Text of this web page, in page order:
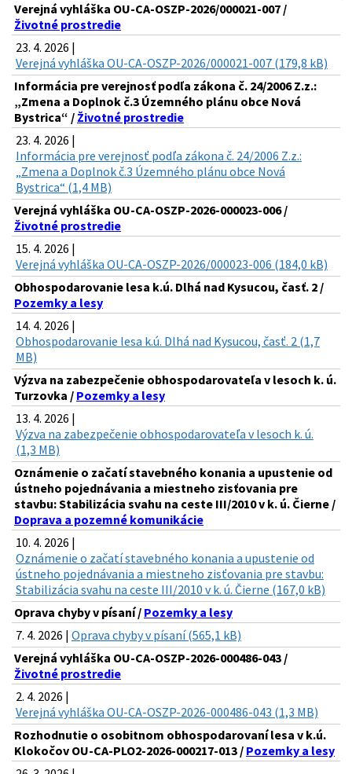
Verejná vyhláška OU-CA-OSZP-2026/000021-007 /
Životné prostredie
23. 4. 2026 |
Verejná vyhláška OU-CA-OSZP-2026/000021-007 (179,8 kB)
Informácia pre verejnosť podľa zákona č. 24/2006 Z.z.:
„Zmena a Doplnok č.3 Územného plánu obce Nová
Bystrica“ / Životné prostredie
23. 4. 2026 |
Informácia pre verejnosť podľa zákona č. 24/2006 Z.z.:
„Zmena a Doplnok č.3 Územného plánu obce Nová
Bystrica“ (1,4 MB)
Verejná vyhláška OU-CA-OSZP-2026-000023-006 /
Životné prostredie
15. 4. 2026 |
Verejná vyhláška OU-CA-OSZP-2026/000023-006 (184,0 kB)
Obhospodarovanie lesa k.ú. Dlhá nad Kysucou, časť. 2 /
Pozemky a lesy
14. 4. 2026 |
Obhospodarovanie lesa k.ú. Dlhá nad Kysucou, časť. 2 (1,7
MB)
Výzva na zabezpečenie obhospodarovateľa v lesoch k. ú.
Turzovka / Pozemky a lesy
13. 4. 2026 |
Výzva na zabezpečenie obhospodarovateľa v lesoch k. ú.
(1,3 MB)
Oznámenie o začatí stavebného konania a upustenie od
ústneho pojednávania a miestneho zisťovania pre
stavbu: Stabilizácia svahu na ceste III/2010 v k. ú. Čierne /
Doprava a pozemné komunikácie
10. 4. 2026 |
Oznámenie o začatí stavebného konania a upustenie od
ústneho pojednávania a miestneho zisťovania pre stavbu:
Stabilizácia svahu na ceste III/2010 v k. ú. Čierne (167,0 kB)
Oprava chyby v písaní / Pozemky a lesy
7. 4. 2026 | Oprava chyby v písaní (565,1 kB)
Verejná vyhláška OU-CA-OSZP-2026-000486-043 /
Životné prostredie
2. 4. 2026 |
Verejná vyhláška OU-CA-OSZP-2026-000486-043 (1,3 MB)
Rozhodnutie o osobitnom obhospodarovaní lesa v k.ú.
Klokočov OU-CA-PLO2-2026-000217-013 / Pozemky a lesy